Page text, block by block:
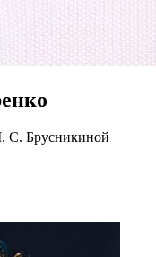
С. Брусникиной